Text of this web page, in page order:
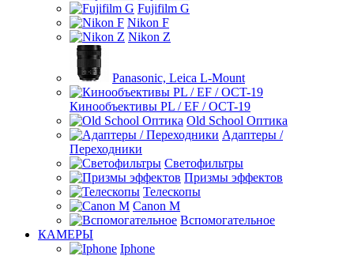
Fujifilm G
Nikon F
Nikon Z
Panasonic, Leica L-Mount
Кинообъективы PL / EF / OCT-19
Old School Оптика
Адаптеры /
Переходники
Светофильтры
Призмы эффектов
Телескопы
Canon M
Вспомогательное
КАМЕРЫ
Iphone